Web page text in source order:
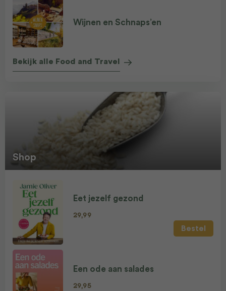
Wijnen en Schnaps’en
Bekijk alle Food and Travel
Shop
Eet jezelf gezond
29,99
Bestel
Een ode aan salades
29,95